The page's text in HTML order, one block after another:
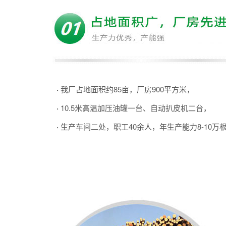
· 我厂占地面积约85亩，厂房900平方米，
· 10.5米高温加压油罐一台、自动扒皮机二台，
· 生产车间二处，职工40余人，年生产能力8-10万